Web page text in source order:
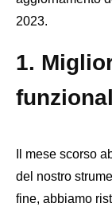
2023.
1.
Il mese scorso
del nostro
fine, abbiamo